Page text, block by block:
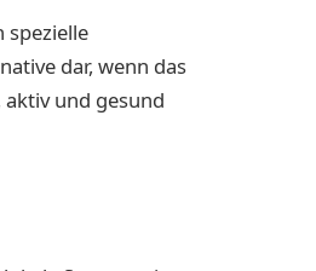
spezielle
dar, wenn das
und gesund